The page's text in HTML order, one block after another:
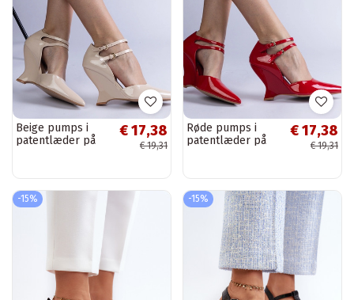
Beige pumps i
patentlæder på
€ 17,38
€ 19,31
Røde pumps i
patentlæder på
€ 17,38
€ 19,31
-15% -15%